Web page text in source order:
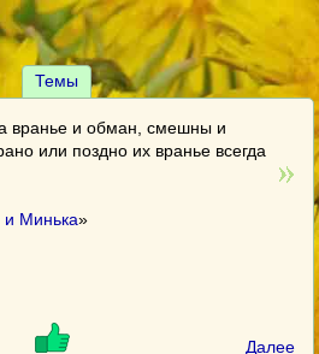
Темы
вранье и обман, смешны и
или поздно их вранье всегда
и Минька»
Далее